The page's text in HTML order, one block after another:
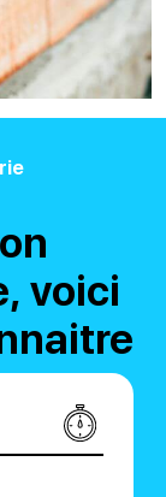
voici